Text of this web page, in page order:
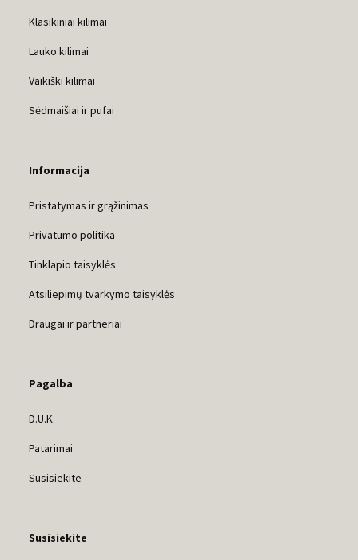
Klasikiniai kilimai
Lauko kilimai
Vaikiški kilimai
Sėdmaišiai ir pufai
Informacija
Pristatymas ir grąžinimas
Privatumo politika
Tinklapio taisyklės
Atsiliepimų tvarkymo taisyklės
Draugai ir partneriai
Pagalba
D.U.K.
Patarimai
Susisiekite
Susisiekite